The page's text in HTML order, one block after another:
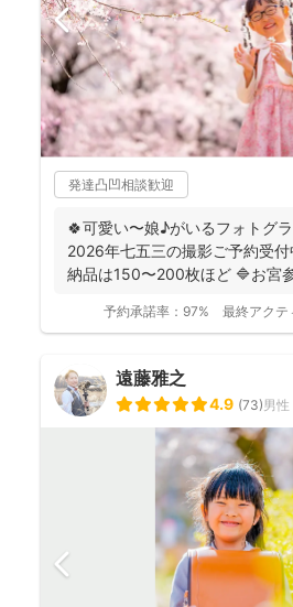
発達凸凹相談歓迎
🍀可愛い〜娘♪がいるフォトグ
2026年七五三の撮影ご予約受
納品は150〜200枚ほど 🔷お宮
予約承諾率： 97% 最終アクテ
遠藤雅之
4.9 (73)男性